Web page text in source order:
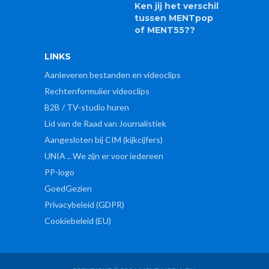
Ken jij het verschil
tussen MENTpop
of MENT55??
LINKS
Aanleveren bestanden en videoclips
Rechtenformulier videoclips
B2B / TV-studio huren
Lid van de Raad van Journalistiek
Aangesloten bij CIM (kijkcijfers)
UNIA .. We zijn er voor iedereen
PP-logo
GoedGezien
Privacybeleid (GDPR)
Cookiebeleid (EU)